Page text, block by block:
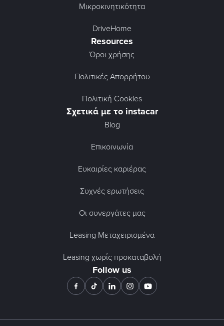
Μικροκινητικότητα
DriveHome
Resources
Όροι χρήσης
Πολιτικές Απορρήτου
Πολιτική Cookies
Σχετικά με το instacar
Blog
Επικοινωνία
Ευκαιρίες καριέρας
Συχνές ερωτήσεις
Οι συνεργάτες μας
Leasing Μεταχειρισμένα
Leasing χωρίς προκαταβολή
Follow us